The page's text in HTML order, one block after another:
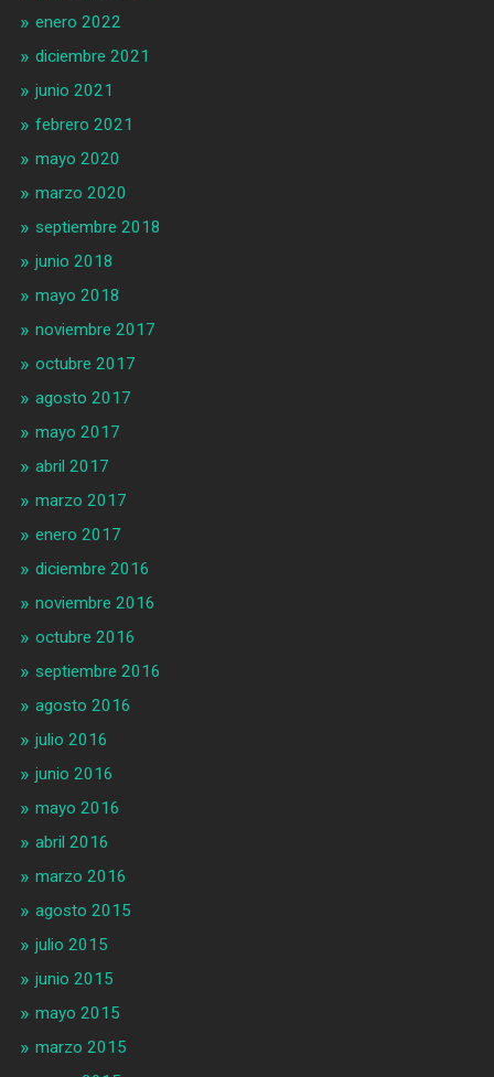
enero 2022
diciembre 2021
junio 2021
febrero 2021
mayo 2020
marzo 2020
septiembre 2018
junio 2018
mayo 2018
noviembre 2017
octubre 2017
agosto 2017
mayo 2017
abril 2017
marzo 2017
enero 2017
diciembre 2016
noviembre 2016
octubre 2016
septiembre 2016
agosto 2016
julio 2016
junio 2016
mayo 2016
abril 2016
marzo 2016
agosto 2015
julio 2015
junio 2015
mayo 2015
marzo 2015